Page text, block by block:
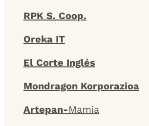
RPK S. Coop.
Oreka IT
El Corte Inglés
Mondragon Korporazioa
Artepan-Mamia